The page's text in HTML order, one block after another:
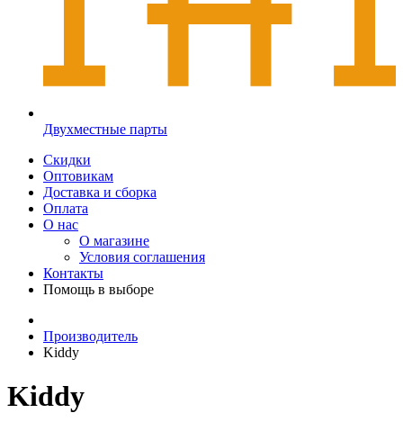
Двухместные парты
Скидки
Оптовикам
Доставка и сборка
Оплата
О нас
О магазине
Условия соглашения
Контакты
Помощь в выборе
Производитель
Kiddy
Kiddy